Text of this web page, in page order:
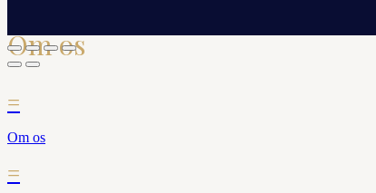
Om os
=
Om os
=